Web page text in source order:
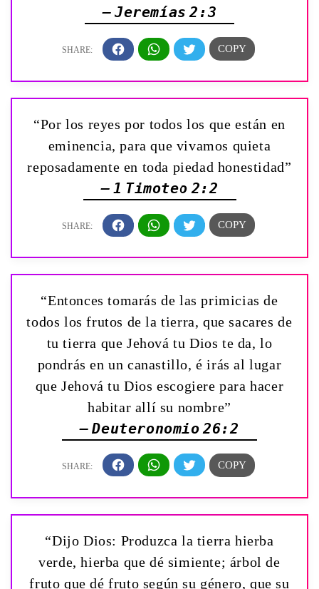
— Jeremías 2:3
“Por los reyes por todos los que están en
eminencia, para que vivamos quieta
reposadamente en toda piedad honestidad”
— 1 Timoteo 2:2
“Entonces tomarás de las primicias de
todos los frutos de la tierra, que sacares de
tu tierra que Jehová tu Dios te da, lo
pondrás en un canastillo, é irás al lugar
que Jehová tu Dios escogiere para hacer
habitar allí su nombre”
— Deuteronomio 26:2
“Dijo Dios: Produzca la tierra hierba
verde, hierba que dé simiente; árbol de
fruto que dé fruto según su género, que su